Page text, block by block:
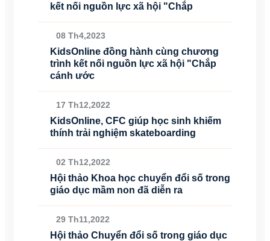
kết nối nguồn lực xã hội "Chắp
08 Th4,2023
KidsOnline đồng hành cùng chương
trình kết nối nguồn lực xã hội "Chắp
cánh ước
17 Th12,2022
KidsOnline, CFC giúp học sinh khiếm
thính trải nghiệm skateboarding
02 Th12,2022
Hội thảo Khoa học chuyển đổi số trong
giáo dục mầm non đã diễn ra
29 Th11,2022
Hội thảo Chuyển đổi số trong giáo dục